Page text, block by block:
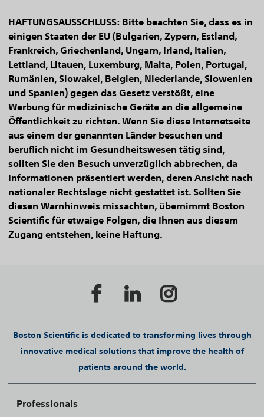
HAFTUNGSAUSSCHLUSS: Bitte beachten Sie, dass es in
einigen Staaten der EU (Bulgarien, Zypern, Estland,
Frankreich, Griechenland, Ungarn, Irland, Italien,
Lettland, Litauen, Luxemburg, Malta, Polen, Portugal,
Rumänien, Slowakei, Belgien, Niederlande, Slowenien
und Spanien) gegen das Gesetz verstößt, eine
Werbung für medizinische Geräte an die allgemeine
Öffentlichkeit zu richten. Wenn Sie diese Internetseite
aus einem der genannten Länder besuchen und
beruflich nicht im Gesundheitswesen tätig sind,
sollten Sie den Besuch unverzüglich abbrechen, da
Informationen präsentiert werden, deren Ansicht nach
nationaler Rechtslage nicht gestattet ist. Sollten Sie
diesen Warnhinweis missachten, übernimmt Boston
Scientific für etwaige Folgen, die Ihnen aus diesem
Zugang entstehen, keine Haftung.
Boston Scientific is dedicated to transforming lives through
innovative medical solutions that improve the health of
patients around the world.
Professionals